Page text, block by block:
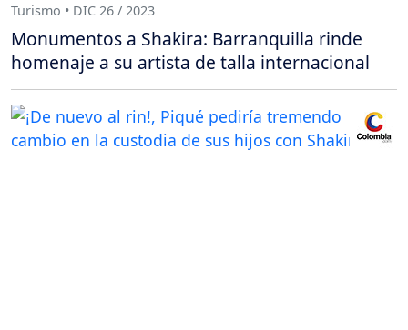
Turismo • DIC 26 / 2023
Monumentos a Shakira: Barranquilla rinde
homenaje a su artista de talla internacional